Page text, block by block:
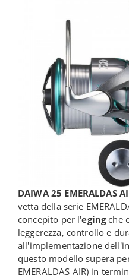
DAIWA 25 EMERALDAS
vetta della serie
concepito per l'egingche
leggerezza, controllo e
all'implementazione
questo modello supera
EMERALDAS AIR) in